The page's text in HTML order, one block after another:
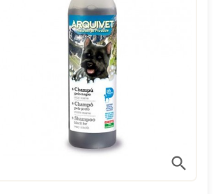
search